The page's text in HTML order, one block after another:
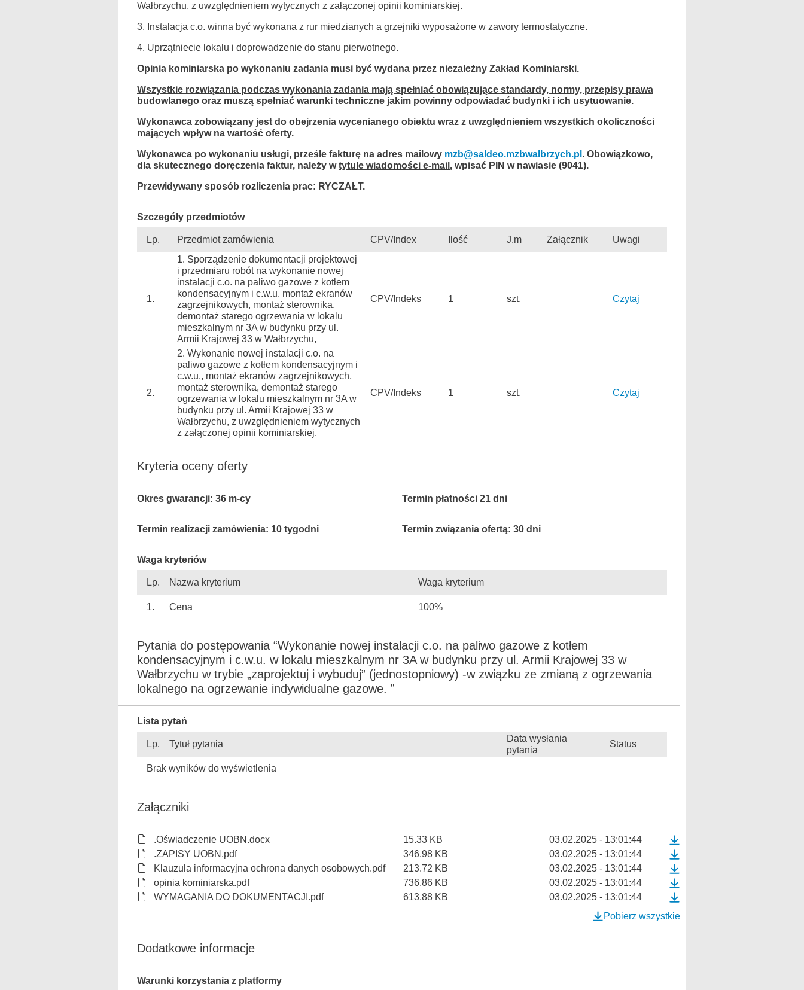
Wałbrzychu, z uwzględnieniem wytycznych z załączonej opinii kominiarskiej.
3. Instalacja c.o. winna być wykonana z rur miedzianych a grzejniki wyposażone w zawory termostatyczne.
4. Uprzątniecie lokalu i doprowadzenie do stanu pierwotnego.
Opinia kominiarska po wykonaniu zadania musi być wydana przez niezależny Zakład Kominiarski.
Wszystkie rozwiązania podczas wykonania zadania mają spełniać obowiązujące standardy, normy, przepisy prawa
budowlanego oraz muszą spełniać warunki techniczne jakim powinny odpowiadać budynki i ich usytuowanie.
Wykonawca zobowiązany jest do obejrzenia wycenianego obiektu wraz z uwzględnieniem wszystkich okoliczności
mających wpływ na wartość oferty.
Wykonawca po wykonaniu usługi, prześle fakturę na adres mailowy mzb@saldeo.mzbwalbrzych.pl . Obowiązkowo,
dla skutecznego doręczenia faktur, należy wtytule wiadomości e-mail , wpisać PIN w nawiasie (9041).
Przewidywany sposób rozliczenia prac: RYCZAŁT.
Szczegóły przedmiotów
Lp. Przedmiot zamówienia CPV/Index Ilość J.m Załącznik Uwagi
1.
1. Sporządzenie dokumentacji projektowej
i przedmiaru robót na wykonanie nowej
instalacji c.o. na paliwo gazowe z kotłem
kondensacyjnym i c.w.u. montaż ekranów
zagrzejnikowych, montaż sterownika,
demontaż starego ogrzewania w lokalu
mieszkalnym nr 3A w budynku przy ul.
Armii Krajowej 33 w Wałbrzychu,
CPV/Indeks 1 szt. Czytaj
2.
2. Wykonanie nowej instalacji c.o. na
paliwo gazowe z kotłem kondensacyjnym i
c.w.u., montaż ekranów zagrzejnikowych,
montaż sterownika, demontaż starego
ogrzewania w lokalu mieszkalnym nr 3A w
budynku przy ul. Armii Krajowej 33 w
Wałbrzychu, z uwzględnieniem wytycznych
z załączonej opinii kominiarskiej.
CPV/Indeks 1 szt. Czytaj
Kryteria oceny oferty
Okres gwarancji: 36 m-cy Termin płatności 21 dni
Termin realizacji zamówienia: 10 tygodni Termin związania ofertą: 30 dni
Waga kryteriów
Lp. Nazwa kryterium Waga kryterium
1. Cena 100%
Pytania do postępowania “Wykonanie nowej instalacji c.o. na paliwo gazowe z kotłem
kondensacyjnym i c.w.u. w lokalu mieszkalnym nr 3A w budynku przy ul. Armii Krajowej 33 w
Wałbrzychu w trybie „zaprojektuj i wybuduj” (jednostopniowy) -w związku ze zmianą z ogrzewania
lokalnego na ogrzewanie indywidualne gazowe. ”
Lista pytań
Lp. Tytuł pytania
Data wysłania
pytania
Status
Brak wyników do wyświetlenia
Załączniki
.Oświadczenie UOBN.docx 15.33 KB
03.02.2025 - 13:01:44
.ZAPISY UOBN.pdf
346.98 KB
03.02.2025 - 13:01:44
Klauzula informacyjna ochrona danych osobowych.pdf
213.72 KB
03.02.2025 - 13:01:44
opinia kominiarska.pdf
736.86 KB
03.02.2025 - 13:01:44
WYMAGANIA DO DOKUMENTACJI.pdf
613.88 KB
03.02.2025 - 13:01:44
Pobierz wszystkie
Dodatkowe informacje
Warunki korzystania z platformy